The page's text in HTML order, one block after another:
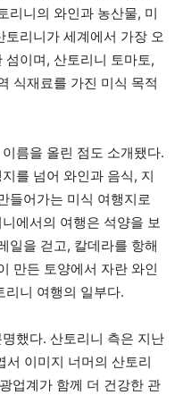
리니의 와인과 농산물, 미
리니가 세계에서 가장 오
이며, 산토리니 토마토,
식재료를 가진 미식 목적
름을 올린 점도 소개됐다.
를 넘어 와인과 음식, 지
들어가는 미식 여행지로
에서의 여행은 석양을 보
일을 걷고, 칼데라를 항해
만든 토양에서 자란 와인
리니 여행의 일부다.
했다. 산토리니 측은 지난
서 이미지 너머의 산토리
업계가 함께 더 건강한 관